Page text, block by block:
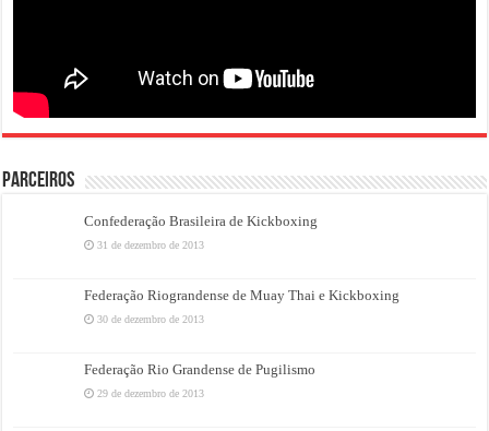
PARCEIROS
Confederação Brasileira de Kickboxing
31 de dezembro de 2013
Federação Riograndense de Muay Thai e Kickboxing
30 de dezembro de 2013
Federação Rio Grandense de Pugilismo
29 de dezembro de 2013